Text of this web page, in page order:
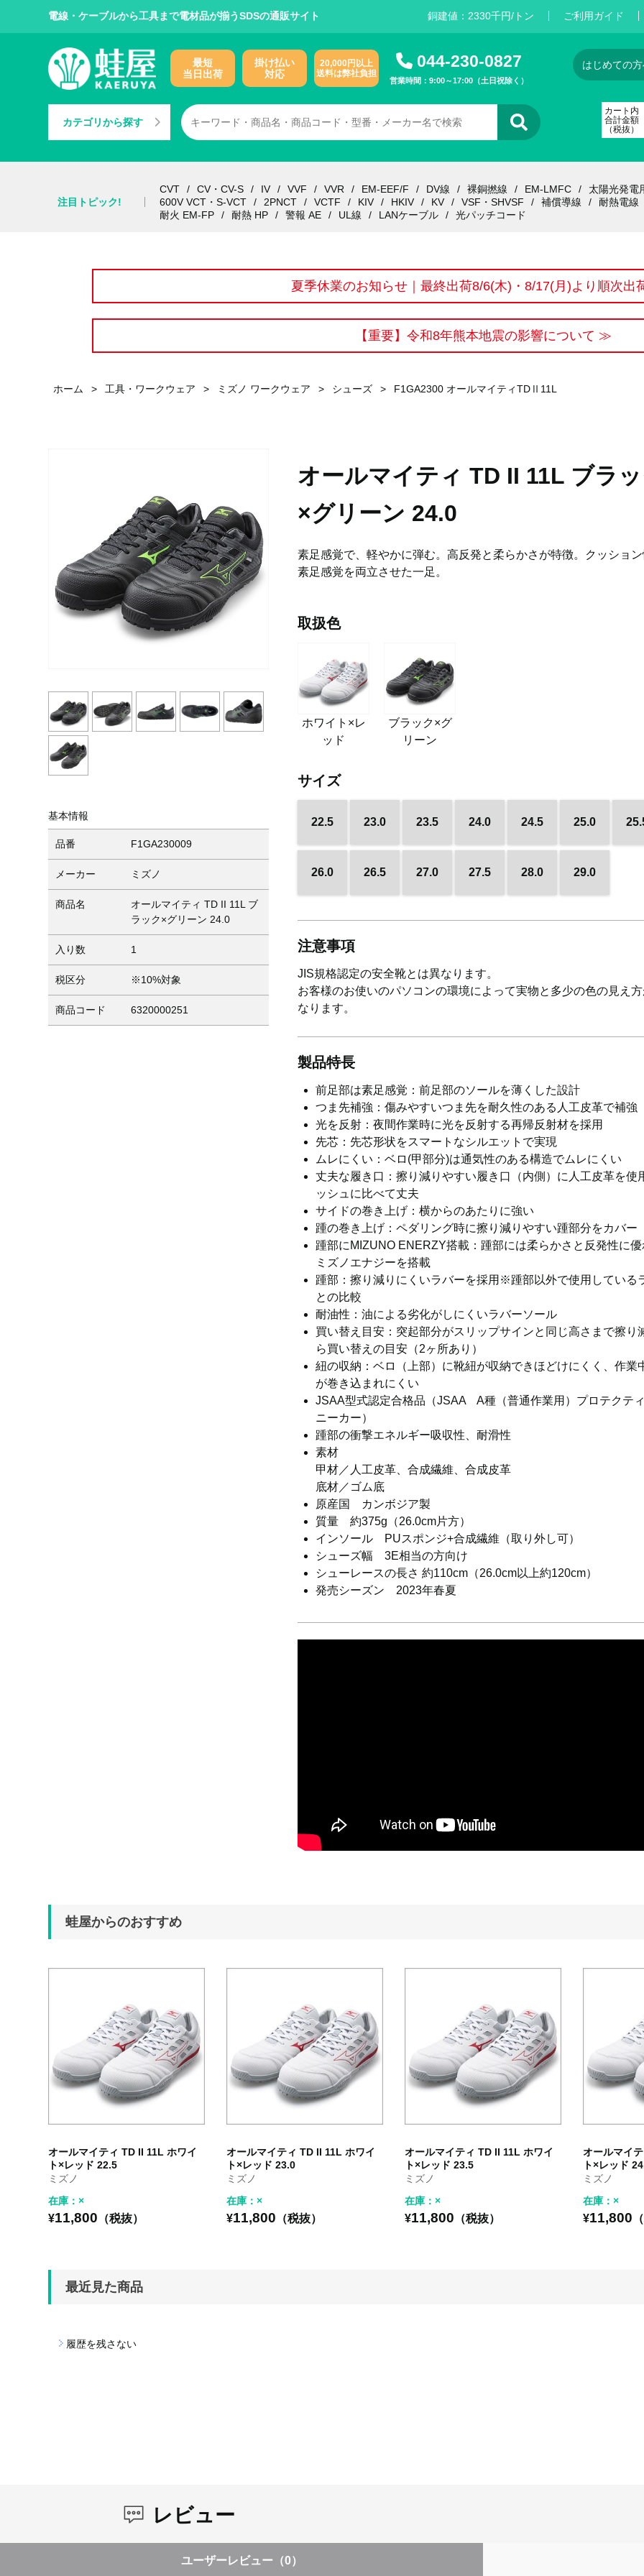
電線・ケーブルから工具まで電材品が揃うSDSの通販サイト 銅建値： 2330千円/トン ご利用ガイド
最短
当日出荷
掛け払い
対応
20,000円以上
送料は弊社負担
044-230-0827
営業時間：9:00～17:00（土日祝除く）
カテゴリから探す
はじめての
カート内
合計金額
（税抜）
注目トピック!
CVT CV・CV-S IV VVF VVR EM-EEF/F DV線 裸銅撚線 EM-LMFC 太陽光発電
600V VCT・S-VCT
2PNCT VCTF KIV HKIV KV VSF・SHVSF 補償導線 耐熱電線
耐火 EM-FP
耐熱 HP 警報 AE UL線 LANケーブル 光パッチコード
夏季休業のお知らせ｜最終出荷8/6(木)・8/17(月)より順次出
【重要】令和8年熊本地震の影響について ≫
ホーム > 工具・ワークウェア > ミズノ ワークウェア > シューズ > F1GA2300 オールマイティTDⅡ11L
基本情報
品番 F1GA230009
メーカー ミズノ
商品名
オールマイティ TD II 11L ブ
ラック×グリーン 24.0
入り数 1
税区分 ※10%対象
商品コード 6320000251
オールマイティ TD II 11L ブラッ
×グリーン 24.0
素足感覚で、軽やかに弾む。高反発と柔らかさが特徴。クッション
素足感覚を両立させた一足。
取扱色
ホワイト×レ
ッド
ブラック×グ
リーン
サイズ
22.5 23.0 23.5 24.0 24.5 25.0
26.0 26.5 27.0 27.5 28.0 29.0
注意事項
JIS規格認定の安全靴とは異なります。
お客様のお使いのパソコンの環境によって実物と多少の色の見え
なります。
製品特長
前足部は素足感覚：前足部のソールを薄くした設計
つま先補強：傷みやすいつま先を耐久性のある人工皮革で補強
光を反射：夜間作業時に光を反射する再帰反射材を採用
先芯：先芯形状をスマートなシルエットで実現
ムレにくい：ベロ(甲部分)は通気性のある構造でムレにくい
丈夫な履き口：擦り減りやすい履き口（内側）に人工皮革を使
ッシュに比べて丈夫
サイドの巻き上げ：横からのあたりに強い
踵の巻き上げ：ペダリング時に擦り減りやすい踵部分をカバー
踵部にMIZUNO ENERZY搭載：踵部には柔らかさと反発性に優
ミズノエナジーを搭載
踵部：擦り減りにくいラバーを採用※踵部以外で使用している
との比較
耐油性：油による劣化がしにくいラバーソール
買い替え目安：突起部分がスリップサインと同じ高さまで擦り
ら買い替えの目安（2ヶ所あり）
紐の収納：ベロ（上部）に靴紐が収納できほどけにくく、作業
が巻き込まれにくい
JSAA型式認定合格品（JSAA A種（普通作業用）プロテクテ
ニーカー）
踵部の衝撃エネルギー吸収性、耐滑性
素材
甲材／人工皮革、合成繊維、合成皮革
底材／ゴム底
原産国 カンボジア製
質量 約375g（26.0cm片方）
インソール PUスポンジ+合成繊維（取り外し可）
シューズ幅 3E相当の方向け
シューレースの長さ 約110cm（26.0cm以上約120cm）
発売シーズン 2023年春夏
蛙屋からのおすすめ
オールマイティ TD II 11L ホワイ
ト×レッド 22.5
ミズノ
在庫：×
¥11,800 （税抜）
オールマイティ TD II 11L ホワイ
ト×レッド 23.0
ミズノ
在庫：×
¥11,800 （税抜）
オールマイティ TD II 11L ホワイ
ト×レッド 23.5
ミズノ
在庫：×
¥11,800 （税抜）
オールマイ
ト×レッド
ミズノ
在庫：×
¥11,800
最近見た商品
履歴を残さない
レビュー
ユーザーレビュー （0）